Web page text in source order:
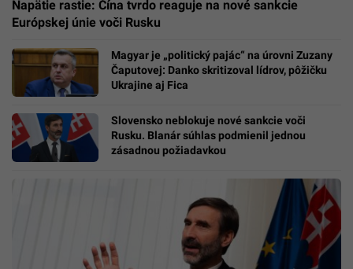
Napätie rastie: Čína tvrdo reaguje na nové sankcie
Európskej únie voči Rusku
Magyar je „politický pajác“ na úrovni Zuzany
Čaputovej: Danko skritizoval lídrov, pôžičku
Ukrajine aj Fica
Slovensko neblokuje nové sankcie voči
Rusku. Blanár súhlas podmienil jednou
zásadnou požiadavkou